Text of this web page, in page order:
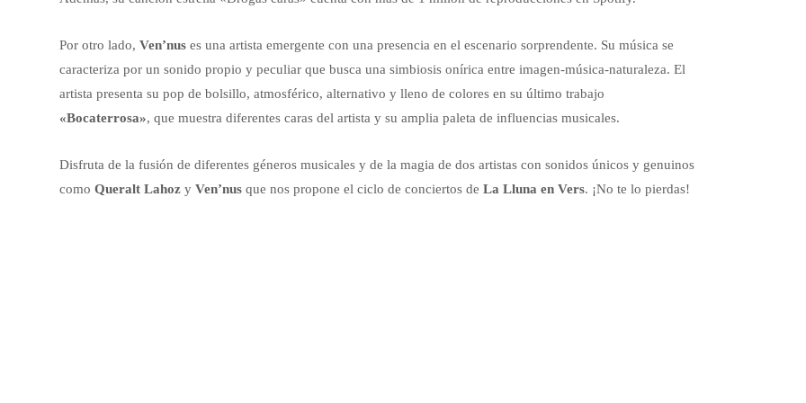
Por otro lado, Ven’nuses una artista emergente con una presencia en el escenario sorprendente. Su música se
caracteriza por un sonido propio y peculiar que busca una simbiosis onírica entre imagen-música-naturaleza. El
artista presenta su pop de bolsillo, atmosférico, alternativo y lleno de colores en su último trabajo
«Bocaterrosa», que muestra diferentes caras del artista y su amplia paleta de influencias musicales.
Disfruta de la fusión de diferentes géneros musicales y de la magia de dos artistas con sonidos únicos y genuinos
como Queralt Lahozy Ven’nusque nos propone el ciclo de conciertos de La Lluna en Vers. ¡No te lo pierdas!